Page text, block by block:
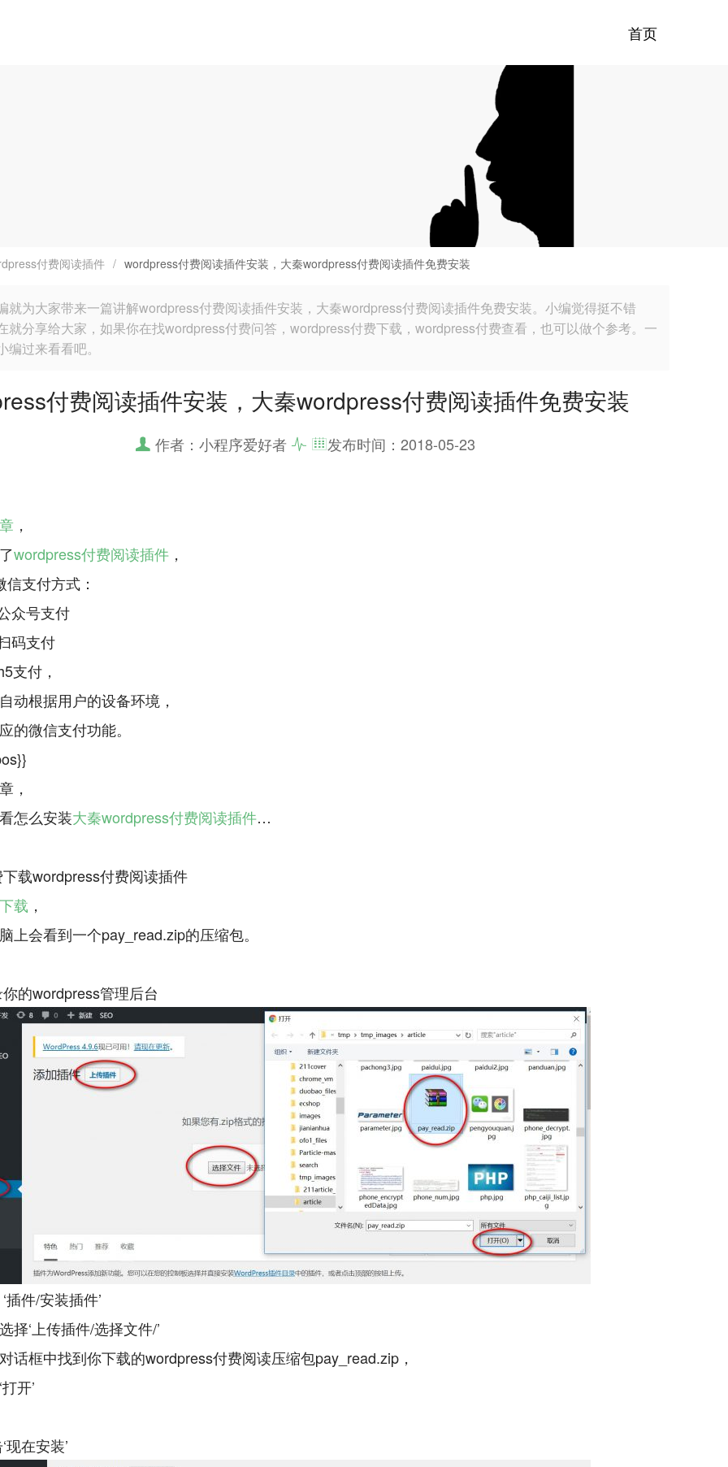
首页
付费阅读插件 / wordpress付费阅读插件安装，大秦wordpress付费阅读插件免费安装
就为大家带来一篇讲解wordpress付费阅读插件安装，大秦wordpress付费阅读插件免费安装。小编觉得挺不错
就分享给大家，如果你在找wordpress付费问答，wordpress付费下载，wordpress付费查看，也可以做个参考。一
编过来看看吧。
付费阅读插件安装，大秦wordpress付费阅读插件免费安装
作者：小程序爱好者 发布时间： 2018-05-23
，
wordpress付费阅读插件，
支付方式：
众号支付
码支付
支付，
动根据用户的设备环境，
的微信支付功能。
，
怎么安装大秦wordpress付费阅读插件…
一、 免费下载wordpress付费阅读插件
载 ，
上会看到一个pay_read.zip的压缩包。
插件/安装插件’
择‘上传插件/选择文件/’
话框中找到你下载的wordpress付费阅读压缩包pay_read.zip，
开’